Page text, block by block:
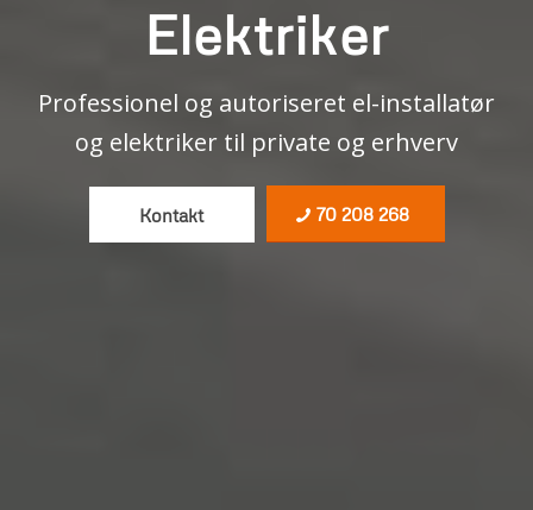
Elektriker
Professionel og autoriseret el-installatør
og elektriker til private og erhverv
Kontakt 70 208 268